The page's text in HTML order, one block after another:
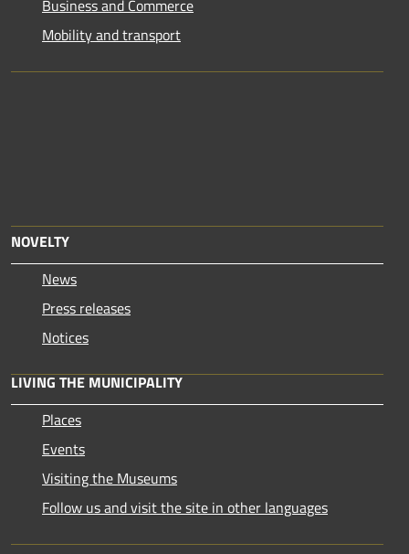
Business and Commerce
Mobility and transport
NOVELTY
News
Press releases
Notices
LIVING THE MUNICIPALITY
Places
Events
Visiting the Museums
Follow us and visit the site in other languages